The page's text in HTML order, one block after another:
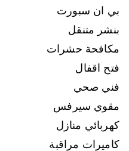
بي ان سبورت
بنشر متنقل
مكافحة حشرات
فتح اقفال
فني صحي
مقوي سيرفس
كهربائي منازل
كاميرات مراقبة